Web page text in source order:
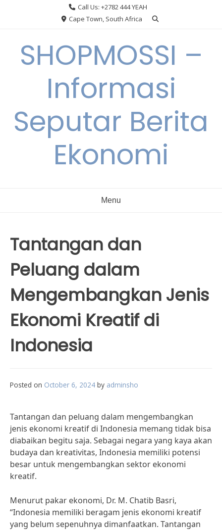
Call Us: +2782 444 YEAH
Cape Town, South Africa
SHOPMOSSI –
Informasi
Seputar Berita
Ekonomi
Menu
Tantangan dan
Peluang dalam
Mengembangkan Jenis
Ekonomi Kreatif di
Indonesia
Posted on October 6, 2024 by adminsho
Tantangan dan peluang dalam mengembangkan
jenis ekonomi kreatif di Indonesia memang tidak bisa
diabaikan begitu saja. Sebagai negara yang kaya akan
budaya dan kreativitas, Indonesia memiliki potensi
besar untuk mengembangkan sektor ekonomi
kreatif.
Menurut pakar ekonomi, Dr. M. Chatib Basri,
“Indonesia memiliki beragam jenis ekonomi kreatif
yang belum sepenuhnya dimanfaatkan. Tantangan